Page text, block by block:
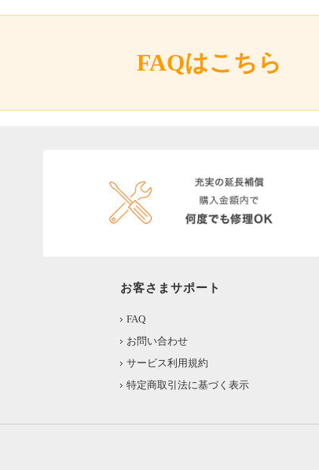
FAQはこちら
お客さまサポート
FAQ
お問い合わせ
サービス利用規約
特定商取引法に基づく表示